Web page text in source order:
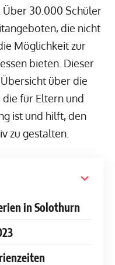
30.000 Schüler
die nicht
Möglichkeit zur
bieten. Dieser
über die
die für Eltern und
ist und hilft, den
zu gestalten.
in Solothurn